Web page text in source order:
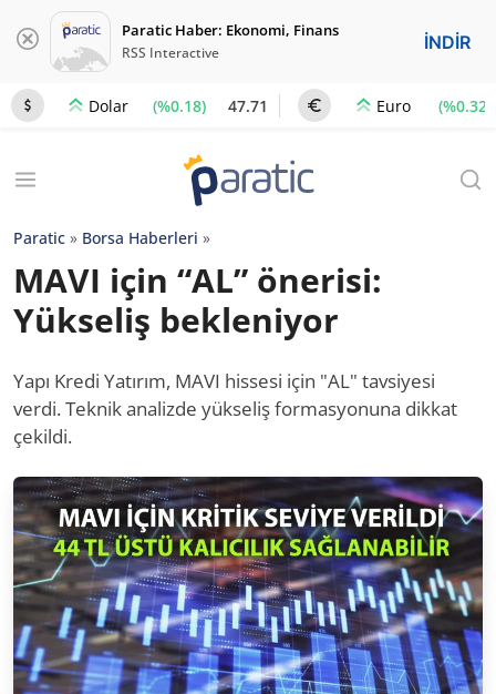
Paratic Haber: Ekonomi, Finans
RSS Interactive İNDİR
Dolar (%0.18) 47.71 Euro (%0.32)
Paratic » Borsa Haberleri »
MAVI için “AL” önerisi:
Yükseliş bekleniyor
Yapı Kredi Yatırım, MAVI hissesi için "AL" tavsiyesi
verdi. Teknik analizde yükseliş formasyonuna dikkat
çekildi.